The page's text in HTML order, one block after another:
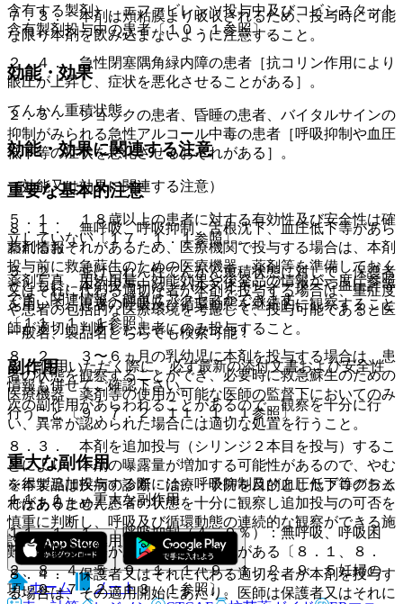
含有する製剤）、エファビレンツ投与中及びコビシスタット
含有製剤投与中の患者〔１０．１参照〕。
２．４． 急性閉塞隅角緑内障の患者［抗コリン作用により
眼圧が上昇し、症状を悪化させることがある］。
２．５． ショックの患者、昏睡の患者、バイタルサインの
抑制がみられる急性アルコール中毒の患者［呼吸抑制や血圧
低下等の症状を悪化させるおそれがある］。
重要な基本的注意
８．１． 無呼吸、呼吸抑制、舌根沈下、血圧低下等があら
われるおそれがあるため、医療機関で投与する場合は、本剤
投与前に救急蘇生のための医療機器、薬剤等を準備しておく
とともに、本剤投与中は、パルスオキシメーターや血圧計等
を用いて、患者の呼吸及び循環動態を継続的に観察すること
〔１１．１．１参照〕。
８．２． ３〜６ヵ月の乳幼児に本剤を投与する場合は、患
者の状態を観察することができ、必要時に救急蘇生のための
医療機器、薬剤等の使用が可能な医師の監督下においてのみ
行うこと〔９．７．２、１１．１．１参照〕。
８．３． 本剤を追加投与（シリンジ２本目を投与）するこ
とにより、本剤の曝露量が増加する可能性があるので、やむ
を得ず追加投与する際には、呼吸抑制及び血圧低下等のおそ
れがあるため、患者の状態を十分に観察し追加投与の可否を
慎重に判断し、呼吸及び循環動態の連続的な観察ができる施
設においてのみ用いること。
８．４． 保護者又はそれに代わる適切な者が本剤を投与す
る場合は、その適用開始にあたり、医師は保護者又はそれに
７．３． 本剤は頬粘膜より吸収されるため、投与時に可能
な限り本剤を飲み込まないように注意すること。
効能・効果
てんかん重積状態。
効能・効果に関連する注意
（効能又は効果に関連する注意）
５．１． １８歳以上の患者に対する有効性及び安全性は確
立していない〔１７．１．１参照〕。
５．２． 非けいれん性てんかん重積状態に対して、保護者
又はそれに代わる適切な者が本剤を投与する場合は、重症度
や患者の包括的な医療環境を考慮して、投与可能であると医
師が適切に判断した患者にのみ投与すること。
副作用
次の副作用があらわれることがあるので、観察を十分に行
い、異常が認められた場合には適切な処置を行うこと。
重大な副作用
１１．１． 重大な副作用
１１．１．１． 呼吸抑制（４．０％）：無呼吸、呼吸困
難、呼吸停止等があらわれるおそれがある〔８．１、８．
２、８．４．５、９．１．１、９．１．２、９．５妊婦の
項、９．７．２、１３．１参照〕。
薬剤情報
薬剤写真、用法用量、効能効果や後発品の情報が一度に参照
でき、関連情報へ簡単にアクセスができます。
一般名、製品名どちらでも検索可能！
※ ご使用いただく際に、必ず最新の添付文書および安全性
情報も併せてご確認下さい。
※本製品は疾病の診断・治療・予防を目的としたプログラム
ではありません。
ホーム
ノート